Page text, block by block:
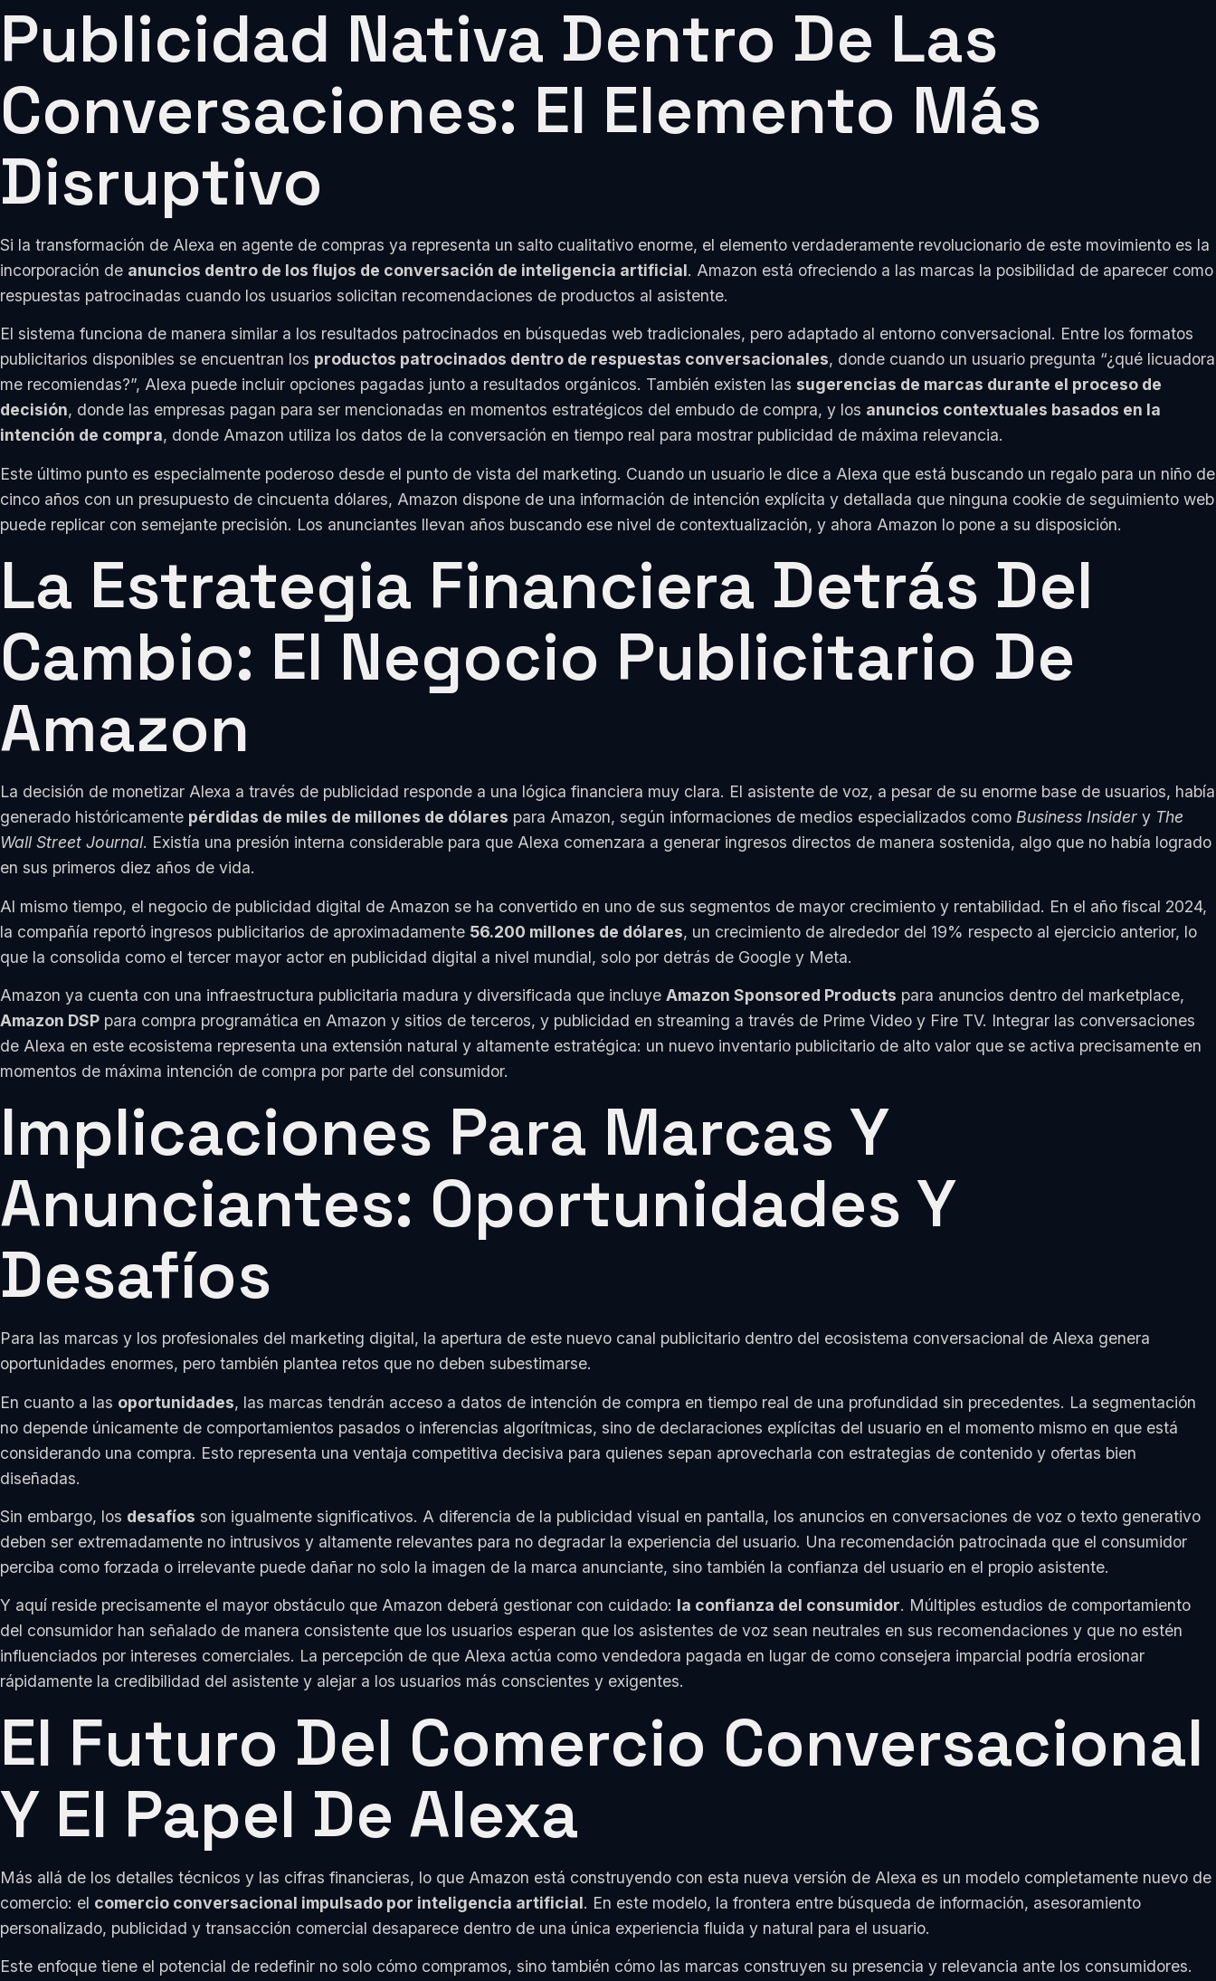
Publicidad Nativa Dentro De Las
Conversaciones: El Elemento Más
Disruptivo
Si la transformación de Alexa en agente de compras ya representa un salto cualitativo enorme, el elemento verdaderamente revolucionario de este movimiento es la
incorporación de anuncios dentro de los flujos de conversación de inteligencia artificial. Amazon está ofreciendo a las marcas la posibilidad de aparecer como
respuestas patrocinadas cuando los usuarios solicitan recomendaciones de productos al asistente.
El sistema funciona de manera similar a los resultados patrocinados en búsquedas web tradicionales, pero adaptado al entorno conversacional. Entre los formatos
publicitarios disponibles se encuentran los productos patrocinados dentro de respuestas conversacionales, donde cuando un usuario pregunta “¿qué licuadora
me recomiendas?”, Alexa puede incluir opciones pagadas junto a resultados orgánicos. También existen las sugerencias de marcas durante el proceso de
decisión, donde las empresas pagan para ser mencionadas en momentos estratégicos del embudo de compra, y los anuncios contextuales basados en la
intención de compra, donde Amazon utiliza los datos de la conversación en tiempo real para mostrar publicidad de máxima relevancia.
Este último punto es especialmente poderoso desde el punto de vista del marketing. Cuando un usuario le dice a Alexa que está buscando un regalo para un niño de
cinco años con un presupuesto de cincuenta dólares, Amazon dispone de una información de intención explícita y detallada que ninguna cookie de seguimiento web
puede replicar con semejante precisión. Los anunciantes llevan años buscando ese nivel de contextualización, y ahora Amazon lo pone a su disposición.
La Estrategia Financiera Detrás Del
Cambio: El Negocio Publicitario De
Amazon
La decisión de monetizar Alexa a través de publicidad responde a una lógica financiera muy clara. El asistente de voz, a pesar de su enorme base de usuarios, había
generado históricamente pérdidas de miles de millones de dólares para Amazon, según informaciones de medios especializados como Business Insider y The
Wall Street Journal. Existía una presión interna considerable para que Alexa comenzara a generar ingresos directos de manera sostenida, algo que no había logrado
en sus primeros diez años de vida.
Al mismo tiempo, el negocio de publicidad digital de Amazon se ha convertido en uno de sus segmentos de mayor crecimiento y rentabilidad. En el año fiscal 2024,
la compañía reportó ingresos publicitarios de aproximadamente 56.200 millones de dólares, un crecimiento de alrededor del 19% respecto al ejercicio anterior, lo
que la consolida como el tercer mayor actor en publicidad digital a nivel mundial, solo por detrás de Google y Meta.
Amazon ya cuenta con una infraestructura publicitaria madura y diversificada que incluye Amazon Sponsored Products para anuncios dentro del marketplace,
Amazon DSP para compra programática en Amazon y sitios de terceros, y publicidad en streaming a través de Prime Video y Fire TV. Integrar las conversaciones
de Alexa en este ecosistema representa una extensión natural y altamente estratégica: un nuevo inventario publicitario de alto valor que se activa precisamente en
momentos de máxima intención de compra por parte del consumidor.
Implicaciones Para Marcas Y
Anunciantes: Oportunidades Y
Desafíos
Para las marcas y los profesionales del marketing digital, la apertura de este nuevo canal publicitario dentro del ecosistema conversacional de Alexa genera
oportunidades enormes, pero también plantea retos que no deben subestimarse.
En cuanto a las oportunidades, las marcas tendrán acceso a datos de intención de compra en tiempo real de una profundidad sin precedentes. La segmentación
no depende únicamente de comportamientos pasados o inferencias algorítmicas, sino de declaraciones explícitas del usuario en el momento mismo en que está
considerando una compra. Esto representa una ventaja competitiva decisiva para quienes sepan aprovecharla con estrategias de contenido y ofertas bien
diseñadas.
Sin embargo, los desafíos son igualmente significativos. A diferencia de la publicidad visual en pantalla, los anuncios en conversaciones de voz o texto generativo
deben ser extremadamente no intrusivos y altamente relevantes para no degradar la experiencia del usuario. Una recomendación patrocinada que el consumidor
perciba como forzada o irrelevante puede dañar no solo la imagen de la marca anunciante, sino también la confianza del usuario en el propio asistente.
Y aquí reside precisamente el mayor obstáculo que Amazon deberá gestionar con cuidado: la confianza del consumidor. Múltiples estudios de comportamiento
del consumidor han señalado de manera consistente que los usuarios esperan que los asistentes de voz sean neutrales en sus recomendaciones y que no estén
influenciados por intereses comerciales. La percepción de que Alexa actúa como vendedora pagada en lugar de como consejera imparcial podría erosionar
rápidamente la credibilidad del asistente y alejar a los usuarios más conscientes y exigentes.
El Futuro Del Comercio Conversacional
Y El Papel De Alexa
Más allá de los detalles técnicos y las cifras financieras, lo que Amazon está construyendo con esta nueva versión de Alexa es un modelo completamente nuevo de
comercio: el comercio conversacional impulsado por inteligencia artificial. En este modelo, la frontera entre búsqueda de información, asesoramiento
personalizado, publicidad y transacción comercial desaparece dentro de una única experiencia fluida y natural para el usuario.
Este enfoque tiene el potencial de redefinir no solo cómo compramos, sino también cómo las marcas construyen su presencia y relevancia ante los consumidores.